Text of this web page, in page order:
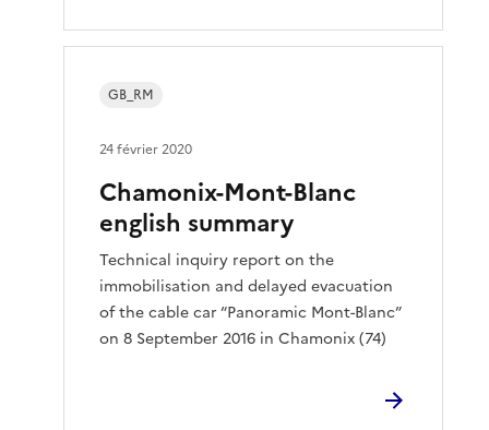
Chamonix-Mont-Blanc
english summary
Technical inquiry report on the
immobilisation and delayed evacuation
of the cable car “Panoramic Mont-Blanc”
on 8 September 2016 in Chamonix (74)
GB_RM
24 février 2020